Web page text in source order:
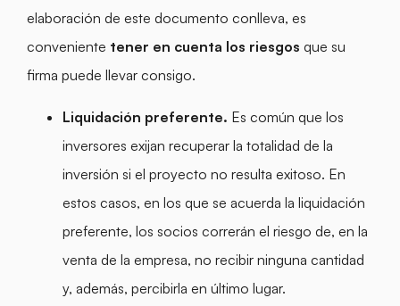
elaboración de este documento conlleva, es
conveniente tener en cuenta los riesgos que su
firma puede llevar consigo.
Liquidación preferente. Es común que los
inversores exijan recuperar la totalidad de la
inversión si el proyecto no resulta exitoso. En
estos casos, en los que se acuerda la liquidación
preferente, los socios correrán el riesgo de, en la
venta de la empresa, no recibir ninguna cantidad
y, además, percibirla en último lugar.